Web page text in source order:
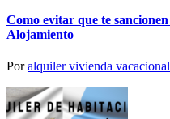
Como evitar que te
Alojamiento
Poralquiler vivienda vacacional